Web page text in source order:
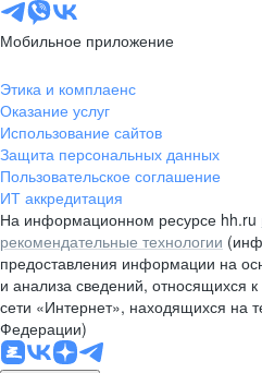
Мобильное приложение
Этика и комплаенс
Оказание услуг
Использование сайтов
Защита персональных данных
Пользовательское соглашение
ИТ аккредитация
На информационном ресурсе hh.ru
рекомендательные технологии
предоставления информации на
и анализа сведений, относящихся
сети «Интернет», находящихся на
Федерации)